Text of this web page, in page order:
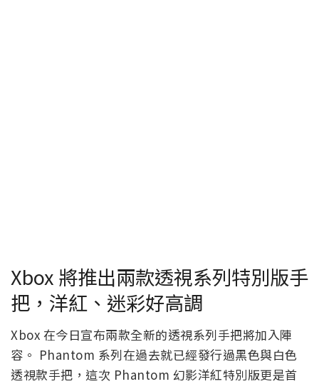
Xbox 將推出兩款透視系列特別版手
把，洋紅、迷彩好高調
Xbox 在今日宣布兩款全新的透視系列手把將加入陣
容。 Phantom 系列在過去就已經發行過黑色與白色
透視款手把，這次 Phantom 幻影洋紅特別版更是首